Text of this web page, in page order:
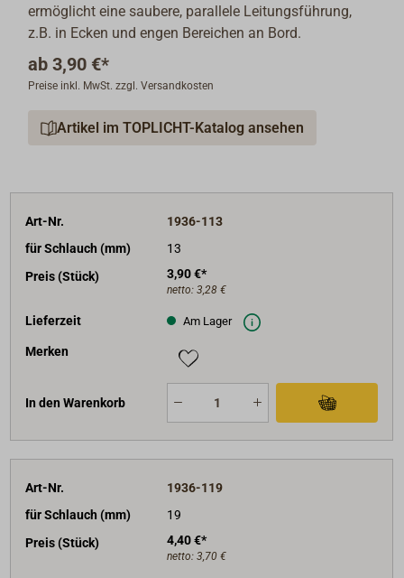
ermöglicht eine saubere, parallele Leitungsführung,
z.B. in Ecken und engen Bereichen an Bord.
ab 3,90 €*
Preise inkl. MwSt. zzgl. Versandkosten
Artikel im TOPLICHT-Katalog ansehen
Art-Nr.
1936-113
für Schlauch (mm)
13
Preis (Stück)
3,90 €*
netto: 3,28 €
Lieferzeit Am Lager
Merken
In den Warenkorb
Art-Nr.
1936-119
für Schlauch (mm)
19
Preis (Stück)
4,40 €*
netto: 3,70 €